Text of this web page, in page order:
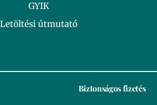
GYIK
Letöltési útmutató
Biztonságos fizetés